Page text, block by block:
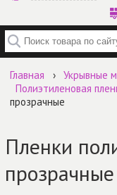
Введите ключевые слова
Главная › Укрывные
Полиэтиленовая
прозрачные
Пленки
прозрачные